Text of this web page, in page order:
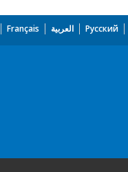
Français العربية Русский